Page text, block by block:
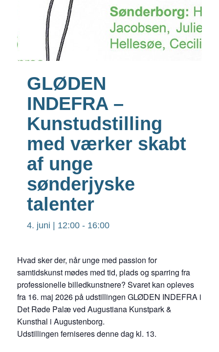
GLØDEN
INDEFRA –
Kunstudstilling
med værker skabt
af unge
sønderjyske
talenter
4. juni | 12:00 - 16:00
Hvad sker der, når unge med passion for
samtidskunst mødes med tid, plads og sparring fra
professionelle billedkunstnere? Svaret kan opleves
fra 16. maj 2026 på udstillingen GLØDEN INDEFRA i
Det Røde Palæ ved Augustiana Kunstpark &
Kunsthal i Augustenborg.
Udstillingen ferniseres denne dag kl. 13.